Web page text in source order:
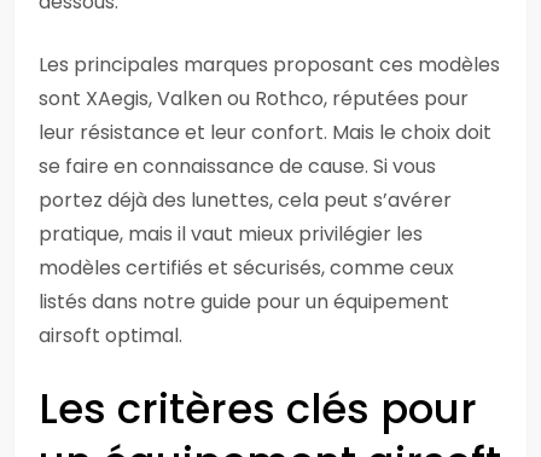
Les principales marques proposant ces modèles
sont XAegis, Valken ou Rothco, réputées pour
leur résistance et leur confort. Mais le choix doit
se faire en connaissance de cause. Si vous
portez déjà des lunettes, cela peut s’avérer
pratique, mais il vaut mieux privilégier les
modèles certifiés et sécurisés, comme ceux
listés dans notre guide pour un équipement
airsoft optimal.
Les critères clés pour